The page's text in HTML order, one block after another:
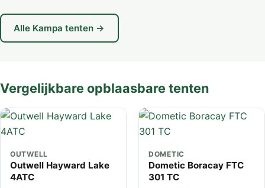
Alle Kampa tenten →
Vergelijkbare opblaasbare tenten
OUTWELL
Outwell Hayward Lake
4ATC
DOMETIC
Dometic Boracay FTC
301 TC